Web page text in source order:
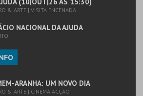
& ARTE | VISITA ENCENADA
NACIONAL DA AJUDA
ARANHA: UM NOVO DIA
& ARTE | CINEMA ACÇÃO